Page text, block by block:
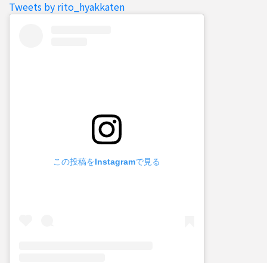
Tweets by rito_hyakkaten
この投稿をInstagramで見る